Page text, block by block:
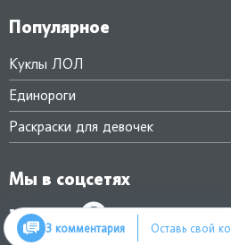
3 комментария Оставь свой
Популярное
Куклы ЛОЛ
Единороги
Раскраски для девочек
Мы в соцсетях